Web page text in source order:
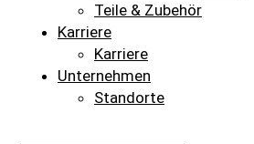
Teile & Zubehör
Karriere
Karriere
Unternehmen
Standorte